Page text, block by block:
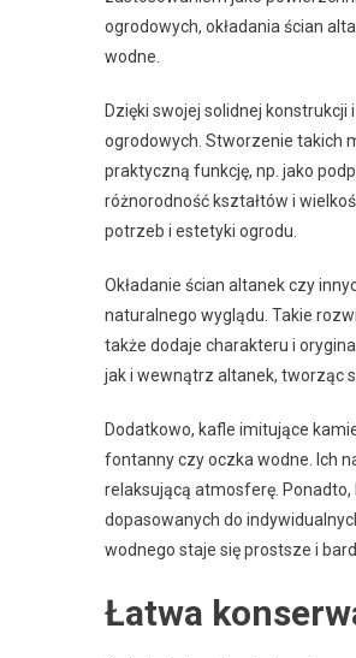
ogrodowych, okładania ścian
wodne.
Dzięki swojej solidnej
ogrodowych. Stworzenie takich
praktyczną funkcję, np. jako
różnorodność kształtów i
potrzeb i estetyki ogrodu.
Okładanie ścian altanek czy
naturalnego wyglądu. Takie
także dodaje charakteru i
jak i wewnątrz altanek, tworząc
Dodatkowo, kafle imitujące
fontanny czy oczka wodne. Ich
relaksującą atmosferę. Ponadto,
dopasowanych do
wodnego staje się prostsze i
Łatwa